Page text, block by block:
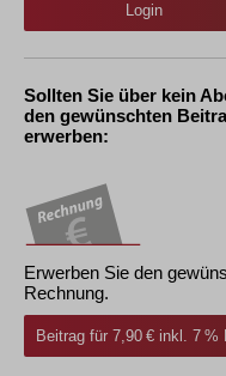
Login
Sollten Sie über kein
den gewünschten
erwerben:
Erwerben Sie den
Rechnung.
Beitrag für 7,90 € inkl. 7 %